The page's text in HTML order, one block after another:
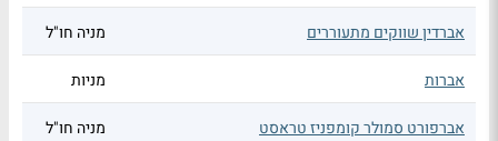
אברדין שווקים מתעוררים מניה חו"ל
אברות מניות
אברפורט סמולר קומפניז טראסט מניה חו"ל